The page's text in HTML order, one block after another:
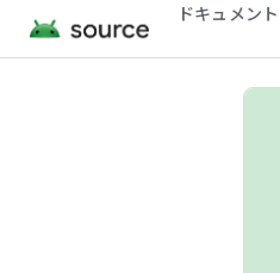
ドキュメント